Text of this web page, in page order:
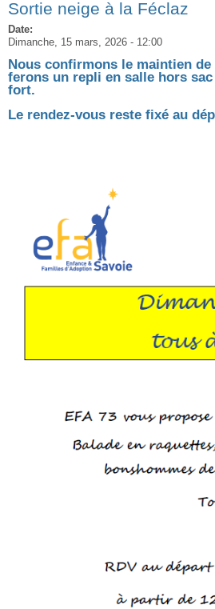
Sortie neige à la Féclaz
Date:
Dimanche, 15 mars, 2026 - 12:00
Nous confirmons le maintien
ferons un repli en salle hors
fort.
Le rendez-vous reste fixé au